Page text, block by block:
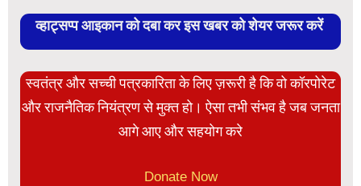
व्हाट्सप्प आइकान को दबा कर इस खबर को शेयर जरूर करें
स्वतंत्र और सच्ची पत्रकारिता के लिए ज़रूरी है कि वो कॉरपोरेट
और राजनैतिक नियंत्रण से मुक्त हो। ऐसा तभी संभव है जब जनता
आगे आए और सहयोग करे
Donate Now